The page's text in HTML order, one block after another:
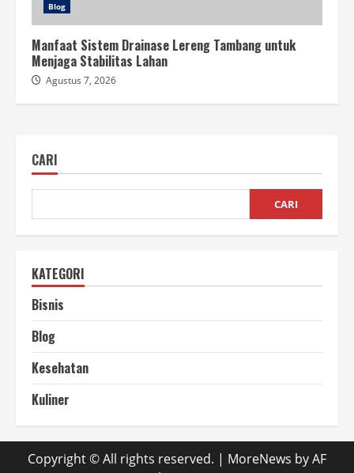
Blog
Manfaat Sistem Drainase Lereng Tambang untuk
Menjaga Stabilitas Lahan
Agustus 7, 2026
CARI
CARI
KATEGORI
Bisnis
Blog
Kesehatan
Kuliner
Copyright © All rights reserved. | MoreNews by AF